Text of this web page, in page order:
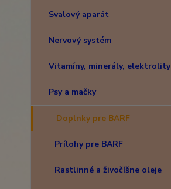
Svalový aparát
Nervový systém
Vitamíny, minerály, elektrolity
Psy a mačky
Doplnky pre BARF
Prílohy pre BARF
Rastlinné a živočíšne oleje